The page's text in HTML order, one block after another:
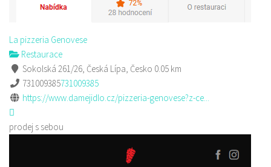
La pizzeria Genovese
Restaurace
Sokolská 261/26, Česká Lípa, Česko 0.05 km
731009385731009385
https://www.damejidlo.cz/pizzeria-genovese?z-ce...
prodej s sebou